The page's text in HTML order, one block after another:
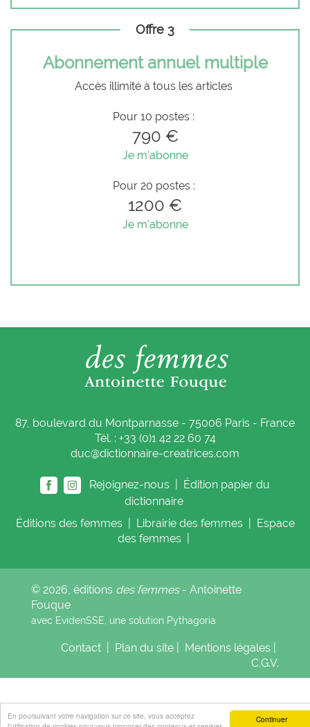
Continuer
En poursuivant votre navigation sur ce site, vous acceptez
Offre 3
Abonnement annuel multiple
Accès illimité à tous les articles
Pour 10 postes :
790 €
Je m'abonne
Pour 20 postes :
1200 €
Je m'abonne
87, boulevard du Montparnasse - 75006 Paris - France
Tél. : +33 (0)1 42 22 60 74
duc@dictionnaire-creatrices.com
Rejoignez-nous |
Édition papier du
dictionnaire
Éditions des femmes Librairie des femmes
Espace
des femmes
© 2026, éditions des femmes- Antoinette
Fouque
avec EvidenSSE, une solution Pythagoria
Contact Plan du site Mentions légales
C.G.V.